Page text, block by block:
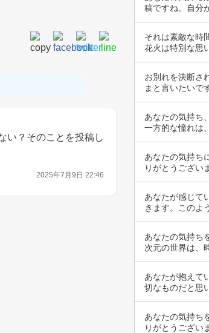
い？そのことを投稿し
2025年7月9日 22:46
稿ですね。自分
それは素敵な時
花火は特別な思
お別れを決断さ
まと言いたいで
あなたの気持ち
一方的な憧れは
あなたの気持ち
りがとうござい
あなたが感じて
きます。このよ
あなたの気持ち
次元の世界は、
あなたが抱えて
切なものだと思
あなたの気持ち
りがとうござい